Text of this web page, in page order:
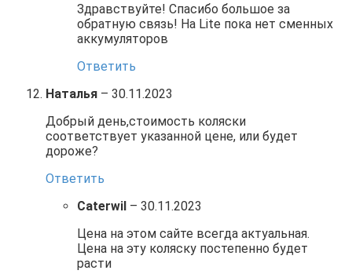
Здравствуйте! Спасибо большое за
обратную связь! На Lite пока нет сменных
аккумуляторов
Ответить
Наталья – 30.11.2023
Добрый день,стоимость коляски
соответствует указанной цене, или будет
дороже?
Ответить
Caterwil – 30.11.2023
Цена на этом сайте всегда актуальная.
Цена на эту коляску постепенно будет
расти